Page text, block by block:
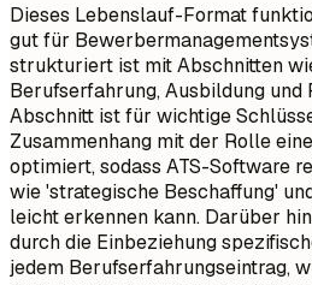
Dieses Lebenslauf-Format
gut für
strukturiert ist mit Abschnitten
Berufserfahrung, Ausbildung und
Abschnitt ist für wichtige
Zusammenhang mit der Rolle
optimiert, sodass ATS-Software
wie 'strategische Beschaffung'
leicht erkennen kann. Darüber
durch die Einbeziehung
jedem Berufserfahrungseintrag,